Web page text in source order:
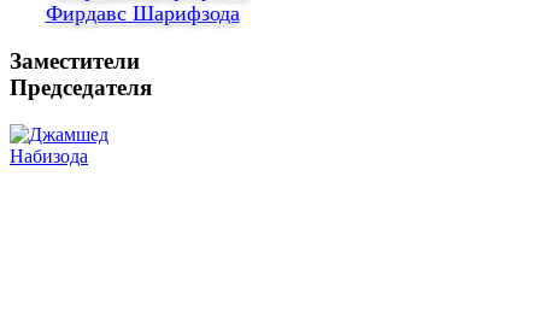
Фирдавс Шарифзода
Заместители
Председателя